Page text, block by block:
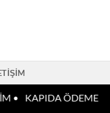
• KAPIDA ÖDEME